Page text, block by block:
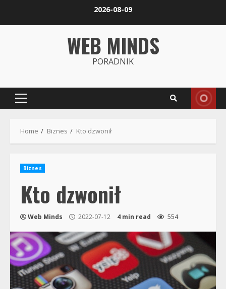
2026-08-09
WEB MINDS
PORADNIK
Primary
Home Biznes Kto dzwonił
Biznes
Kto dzwonił
Web Minds 2022-07-12 4 min read 554